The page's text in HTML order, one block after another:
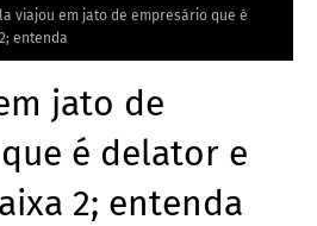
viajou em jato de empresário que é
entenda
jato de
é delator e
2; entenda